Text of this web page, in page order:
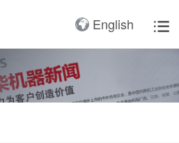

English